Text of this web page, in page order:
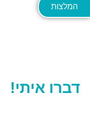
המלצות
דברו איתי!